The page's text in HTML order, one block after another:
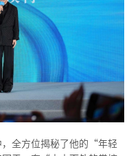
，全方位揭秘了他的“年轻